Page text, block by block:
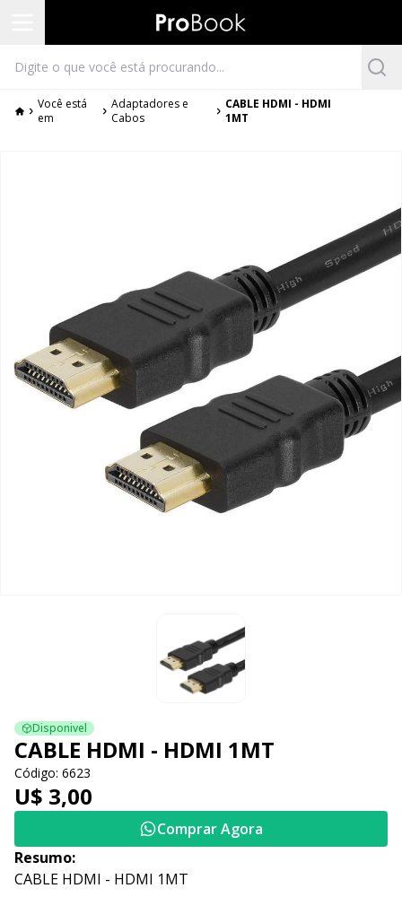
Você está
em
Adaptadores e
Cabos
CABLE HDMI - HDMI
1MT
Disponivel
CABLE HDMI - HDMI 1MT
Código: 6623
U$ 3,00
Comprar Agora
Resumo:
CABLE HDMI - HDMI 1MT